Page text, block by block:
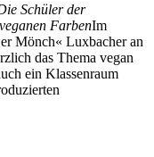
Schüler der
FarbenIm
Mönch« Luxbacher an
das Thema vegan
ein Klassenraum